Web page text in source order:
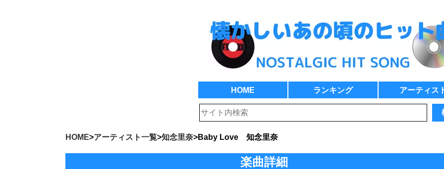
HOME ランキング アーティス
HOME>アーティスト一覧>知念里奈>Baby Love 知念里奈
楽曲詳細